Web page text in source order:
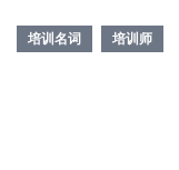
培训名词 培训师